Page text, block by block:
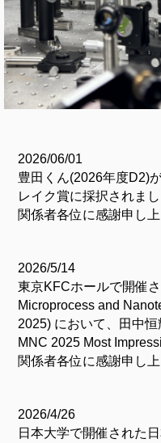
2026/06/01
豊田くん(2026年度D2)
レイク賞に採択されまし
関係者各位に感謝申し上
2026/5/14
東京KFCホールで開催
Microprocess and
2025) において、田中
MNC 2025 Most
関係者各位に感謝申し上
2026/4/26
日本大学で開催された